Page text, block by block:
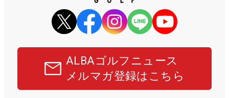
ALBAゴルフニュース
メルマガ登録はこちら